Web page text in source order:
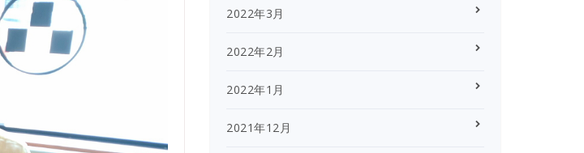
2022年3月
2022年2月
2022年1月
2021年12月